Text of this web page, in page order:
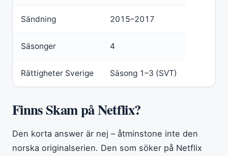
Sändning 2015–2017
Säsonger 4
Rättigheter Sverige Säsong 1–3 (SVT)
Finns Skam på Netflix?
Den korta answer är nej – åtminstone inte den
norska originalserien. Den som söker på Netflix